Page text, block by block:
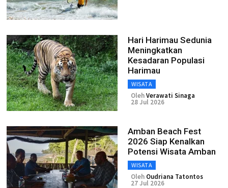
Hari Harimau Sedunia
Meningkatkan
Kesadaran Populasi
Harimau
WISATA
OlehVerawati Sinaga
28 Jul 2026
Amban Beach Fest
2026 Siap Kenalkan
Potensi Wisata Amban
WISATA
Oleh Oudriana Tatontos
27 Jul 2026